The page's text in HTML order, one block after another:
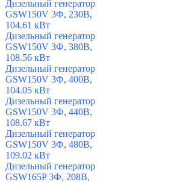
Дизельный генератор
GSW150V 3Ф, 230В,
104.61 кВт
Дизельный генератор
GSW150V 3Ф, 380В,
108.56 кВт
Дизельный генератор
GSW150V 3Ф, 400В,
104.05 кВт
Дизельный генератор
GSW150V 3Ф, 440В,
108.67 кВт
Дизельный генератор
GSW150V 3Ф, 480В,
109.02 кВт
Дизельный генератор
GSW165P 3Ф, 208В,